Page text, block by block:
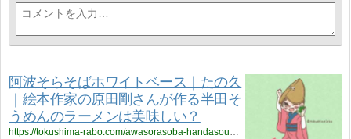
阿波そらそばホワイトベース｜たの久
｜絵本作家の原田剛さんが作る半田そ
うめんのラーメンは美味しい？